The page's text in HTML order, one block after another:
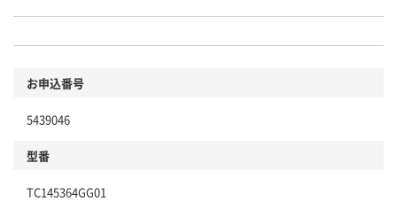
お申込番号
5439046
型番
TC145364GG01